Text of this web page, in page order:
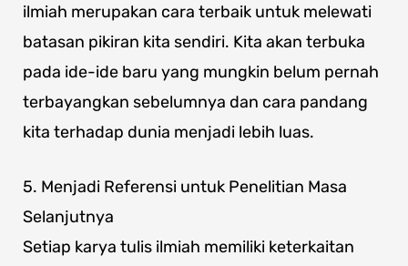
ilmiah merupakan cara terbaik untuk melewati
batasan pikiran kita sendiri. Kita akan terbuka
pada ide-ide baru yang mungkin belum pernah
terbayangkan sebelumnya dan cara pandang
kita terhadap dunia menjadi lebih luas.
5. Menjadi Referensi untuk Penelitian Masa
Selanjutnya
Setiap karya tulis ilmiah memiliki keterkaitan